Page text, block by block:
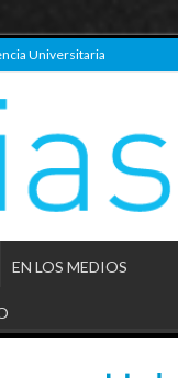
Universitaria
EN LOS MEDIOS